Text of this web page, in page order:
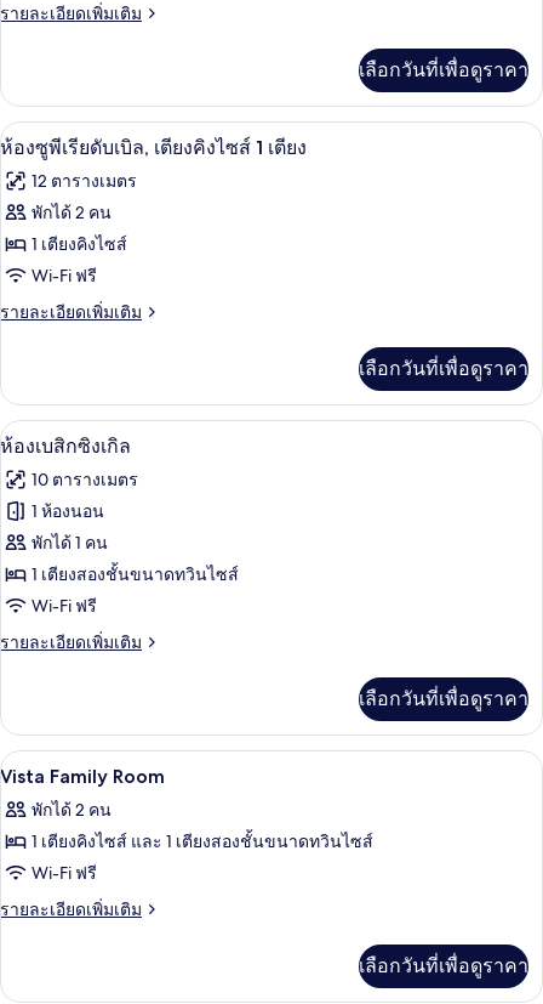
(VIP)
รายละเอียดเพิ่มเติม
ราย
เกี่ยว
กับ
ห้อง
ดับเบิล
(VIP)
เลือกวันที่เพื่อดูราคา
เปิด
ภาพถ่าย
ทั้งหมด
ของ
ห้อง
ซู
เรียดั
บเบิล,
เตียง
คิง
ไซส์
1
เตียง
ห้องซูพีเรียดับเบิล, เตียงคิงไซส์ 1 เตีย
10
ห้องซูพีเรียดับเบิล, เตียงคิงไซส์ 1 เตียง
12 ตารางเมตร
พักได้ 2 คน
1 เตียงคิงไซส์
Wi-Fi ฟรี
รายละเอียดเพิ่มเติม
ราย
เกี่ยว
กับ
ห้อง
พี
เรียดั
บเบิล,
เตียง
คิง
ไซส์
เตียง
เลือกวันที่เพื่อดูราคา
เปิด
ภาพถ่าย
ทั้งหมด
ของ
ห้อง
เบสิ
ก
ห้องเบสิกซิงเกิล | ผ้าปูที่นอนฝ้ายอียิปต์
10
ห้องเบสิกซิงเกิล
10 ตารางเมตร
1 ห้องนอน
พักได้ 1 คน
1 เตียงสองชั้นขนาดทวินไซส์
Wi-Fi ฟรี
รายละเอียดเพิ่มเติม
ราย
เกี่ยว
กับ
ห้อง
ก
ซิงเกิล
เลือกวันที่เพื่อดูราคา
เปิด
ภาพถ่าย
ทั้งหมด
ของ
Vista
ผ้าปูที่นอนฝ้ายอียิปต์, เครื่องนอนระดับพ
3
Vista Family Room
พักได้ 2 คน
1 เตียงคิงไซส์ และ 1 เตียงสองชั้นขนาดทวินไซส์
Wi-Fi ฟรี
รายละเอียดเพิ่มเติม
ราย
เกี่ยว
เลือกวันที่เพื่อดูราคา